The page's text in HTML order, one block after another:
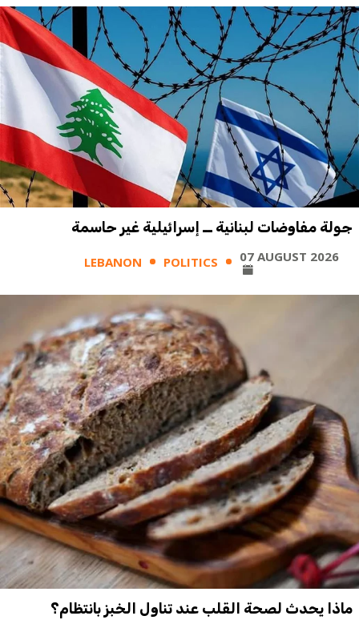
جولة مفاوضات لبنانية ــ إسرائيلية غير حاسمة
LEBANON POLITICS 07 AUGUST 2026
ماذا يحدث لصحة القلب عند تناول الخبز بانتظام؟